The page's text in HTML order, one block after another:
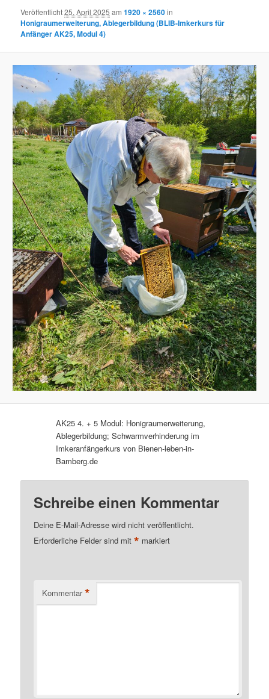
Veröffentlicht25. April 2025 am1920 × 2560in
Honigraumerweiterung, Ablegerbildung (BLIB-Imkerkurs für
Anfänger AK25, Modul 4)
AK25 4. + 5 Modul: Honigraumerweiterung,
Ablegerbildung; Schwarmverhinderung im
Imkeranfängerkurs von Bienen-leben-in-
Bamberg.de
Schreibe einen Kommentar
Deine E-Mail-Adresse wird nicht veröffentlicht.
Erforderliche Felder sind mit* markiert
Kommentar *